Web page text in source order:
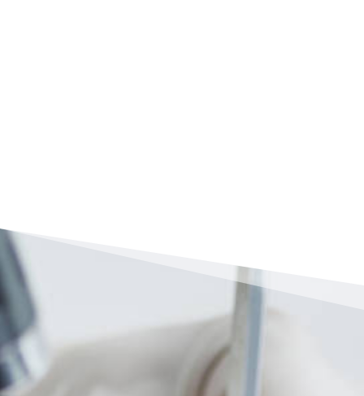
Zahnarztpraxis
Dr. stom. / Univ. Niš Vladimir Stanković